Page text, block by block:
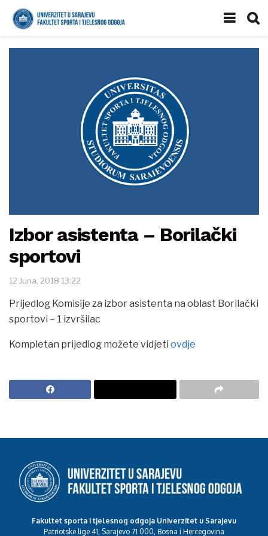
Izbor asistenta – Borilački
sportovi
12 Juna, 2018 13:22
Prijedlog Komisije za izbor asistenta na oblast Borilački
sportovi – 1 izvršilac
Kompletan prijedlog možete vidjeti ovdje
Fakultet sporta i tjelesnog odgoja Univerzitet u Sarajevu
Patriotske lige 41, Sarajevo 71 000, Bosna i Hercegovina